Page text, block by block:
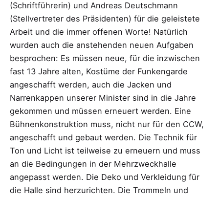
(Schriftführerin) und Andreas Deutschmann
(Stellvertreter des Präsidenten) für die geleistete
Arbeit und die immer offenen Worte! Natürlich
wurden auch die anstehenden neuen Aufgaben
besprochen: Es müssen neue, für die inzwischen
fast 13 Jahre alten, Kostüme der Funkengarde
angeschafft werden, auch die Jacken und
Narrenkappen unserer Minister sind in die Jahre
gekommen und müssen erneuert werden. Eine
Bühnenkonstruktion muss, nicht nur für den CCW,
angeschafft und gebaut werden. Die Technik für
Ton und Licht ist teilweise zu erneuern und muss
an die Bedingungen in der Mehrzweckhalle
angepasst werden. Die Deko und Verkleidung für
die Halle sind herzurichten. Die Trommeln und